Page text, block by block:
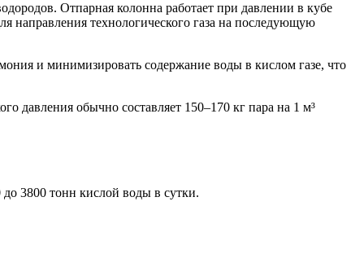
Отпарная колонна работает при давлении в кубе
направления технологического газа на последующую
и минимизировать содержание воды в кислом газе, что
давления обычно составляет 150–170 кг пара на 1 м³
3800 тонн кислой воды в сутки.